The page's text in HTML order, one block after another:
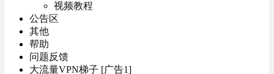
视频教程
公告区
其他
帮助
问题反馈
大流量VPN梯子 [广告1]